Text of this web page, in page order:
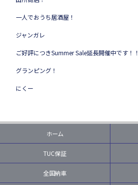
一人でおうち居酒屋！
ジャンガレ
ご好評につきSummer Sale延長開催中です！！
グランピング！
にくー
ホーム
TUC保証
全国納車